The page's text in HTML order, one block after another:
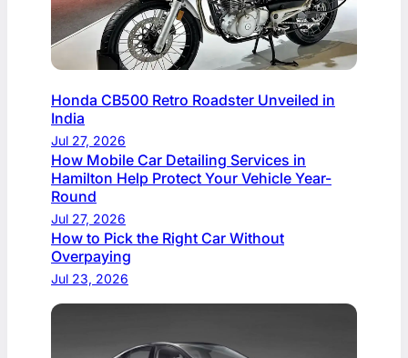
Honda CB500 Retro Roadster Unveiled in
India
Jul 27, 2026
How Mobile Car Detailing Services in
Hamilton Help Protect Your Vehicle Year-
Round
Jul 27, 2026
How to Pick the Right Car Without
Overpaying
Jul 23, 2026